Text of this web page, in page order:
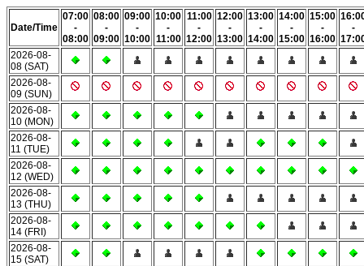
Date/Time
07:00
-
08:00
08:00
-
09:00
09:00
-
10:00
10:00
-
11:00
11:00
-
12:00
12:00
-
13:00
13:00
-
14:00
14:00
-
15:00
15:00
-
16:00
-
2026-08-
08 (SAT)
2026-08-
09 (SUN)
2026-08-
10 (MON)
2026-08-
11 (TUE)
2026-08-
12 (WED)
2026-08-
13 (THU)
2026-08-
14 (FRI)
2026-08-
15 (SAT)